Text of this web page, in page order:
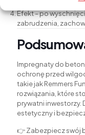
aby impregnat
Efekt – po
zabrudzenia,
Impregnaty do
ochronę przed
takie jak Remmers
rozwiązania, które
prywatni inwestorzy.
estetyczny i
👉 Zabezpiecz swój